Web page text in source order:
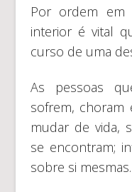
Por ordem em
interior é vital
curso de uma
As pessoas
sofrem, choram
mudar de vida,
se encontram;
sobre si mesmas.